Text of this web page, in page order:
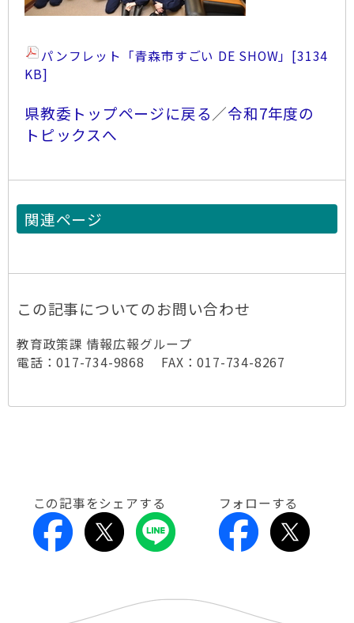
パンフレット「青森市すごい DE SHOW」 [3134
KB]
県教委トップページに戻る ／令和7年度の
トピックスへ
関連ページ
この記事についてのお問い合わせ
教育政策課 情報広報グループ
電話：017-734-9868 FAX：017-734-8267
この記事をシェアする フォローする